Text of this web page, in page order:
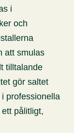
i
och
att smulas
tilltalande
gör saltet
professionella
pålitligt,